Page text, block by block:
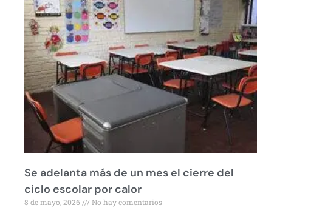
Se adelanta más de un mes el cierre del
ciclo escolar por calor
8 de mayo, 2026 No hay comentarios